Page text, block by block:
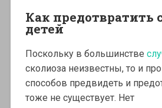
Как предотвратить
детей
Поскольку в большинстве
сколиоза неизвестны, то и
способов предвидеть и
тоже не существует. Нет